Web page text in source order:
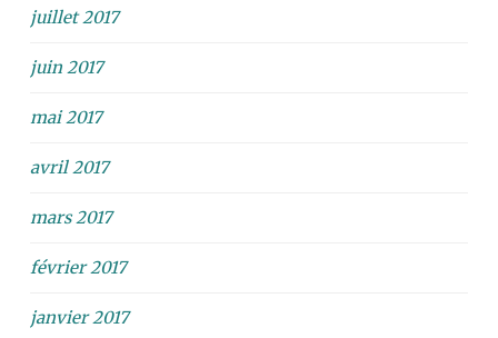
juillet 2017
juin 2017
mai 2017
avril 2017
mars 2017
février 2017
janvier 2017